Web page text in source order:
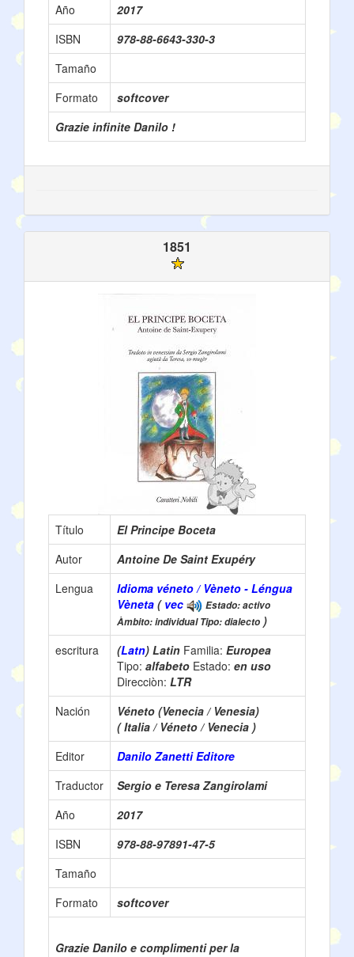
Año
2017
ISBN
978-88-6643-330-3
Tamaño
Formato
softcover
Grazie infinite Danilo !
1851
Título
El Principe Boceta
Autor
Antoine De Saint Exupéry
Lengua
Idioma véneto / Vèneto - Léngua
Vèneta ( vec
Estado: activo
Àmbito: individual Tipo: dialecto )
escritura
(Latn) Latin Familia: Europea
Tipo: alfabeto Estado: en uso
Direcciòn: LTR
Nación
Véneto (Venecia / Venesia)
( Italia / Véneto / Venecia )
Editor
Danilo Zanetti Editore
Traductor
Sergio e Teresa Zangirolami
Año
2017
ISBN
978-88-97891-47-5
Tamaño
Formato
softcover
Grazie Danilo e complimenti per la